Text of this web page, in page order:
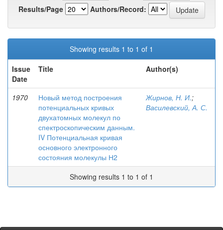
Results/Page
Authors/Record:
Showing results 1 to 1 of 1
Issue
Date
Title Author(s)
1970
Новый метод построения
потенциальных кривых
двухатомных молекул по
спектроскопическим данным.
IV Потенциальная кривая
основного электронного
состояния молекулы Н2
Жирнов, Н. И.;
Василевский, А. С.
Showing results 1 to 1 of 1